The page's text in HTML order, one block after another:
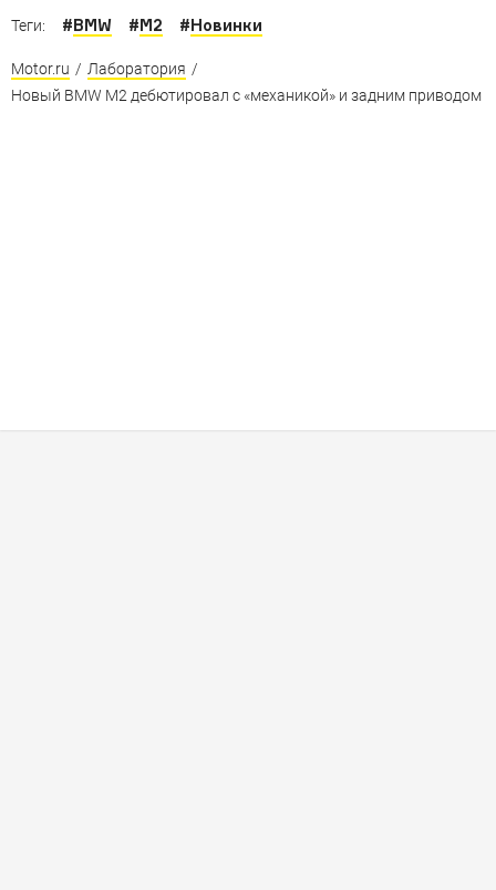
Теги: #BMW #M2 #Новинки
Motor.ru / Лаборатория /
Новый BMW M2 дебютировал с «механикой» и задним приводом